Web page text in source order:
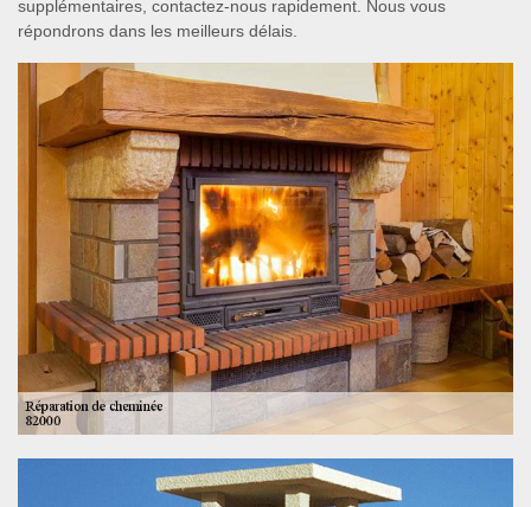
supplémentaires, contactez-nous rapidement. Nous vous
répondrons dans les meilleurs délais.